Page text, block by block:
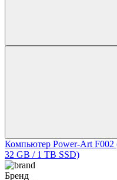
Компьютер Power-Art
32 GB / 1 TB SSD)
Бренд